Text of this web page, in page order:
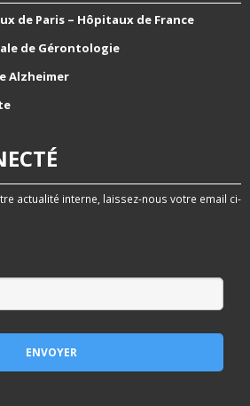
de Paris – Hôpitaux de France
de Gérontologie
Alzheimer
actualité interne, laissez-nous votre email ci-